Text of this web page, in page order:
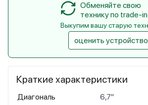
Краткие характеристики
Диагональ
6,7"
Обменяйте свою
технику по trade-in
Выкупим вашу старую
оценить устройство